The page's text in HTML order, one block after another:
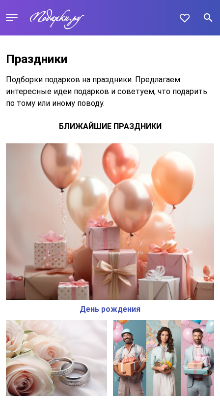
Праздники
Подборки подарков на праздники. Предлагаем
интересные идеи подарков и советуем, что подарить
по тому или иному поводу.
БЛИЖАЙШИЕ ПРАЗДНИКИ
День рождения